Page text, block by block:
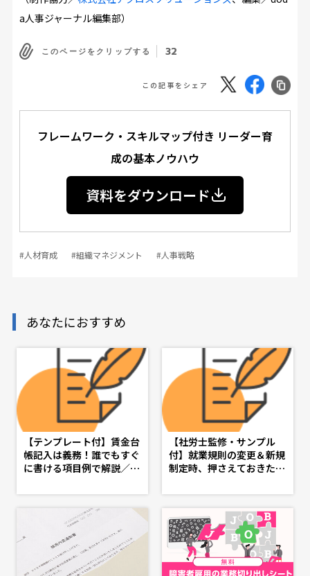
a人事ジャーナル編集部）
このページをクリップする 32
この記事をシェア
フレームワーク・スキルマップ付き リーダー育
成の基本ノウハウ
資料をダウンロード
#人材育成 #組織マネジメント #人事戦略
あなたにおすすめ
【テンプレート付】賃金台
帳記入は義務！誰でもすぐ
に書ける項目例で解説／社
（dsj）- 理想の人事へ、シ
【社労士監修・サンプル
付】就業規則の変更＆新規
制定時、押さえておきたい
（dsj）- 理想の人事へ、シ
ョートカット